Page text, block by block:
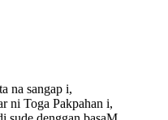
na sangap i,
ni Toga Pakpahan i,